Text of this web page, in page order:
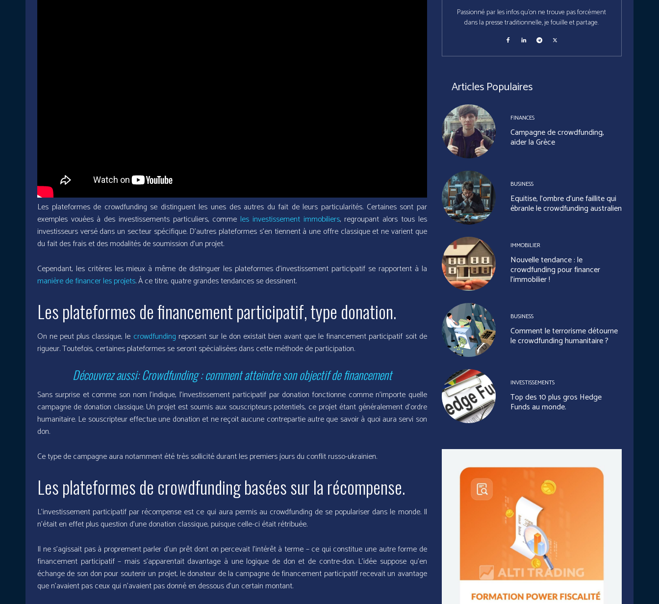
Les plateformes de crowdfunding se distinguent les unes des autres du fait de leurs particularités. Certaines sont par
exemples vouées à des investissements particuliers, comme les investissement immobiliers, regroupant alors tous les
investisseurs versé dans un secteur spécifique. D’autres plateformes s’en tiennent à une offre classique et ne varient que
du fait des frais et des modalités de soumission d’un projet.
Cependant, les critères les mieux à même de distinguer les plateformes d’investissement participatif se rapportent à la
manière de financer les projets. À ce titre, quatre grandes tendances se dessinent.
Les plateformes de financement participatif, type donation.
On ne peut plus classique, le crowdfunding reposant sur le don existait bien avant que le financement participatif soit de
rigueur. Toutefois, certaines plateformes se seront spécialisées dans cette méthode de participation.
Découvrez aussi: Crowdfunding : comment atteindre son objectif de financement
Sans surprise et comme son nom l’indique, l’investissement participatif par donation fonctionne comme n’importe quelle
campagne de donation classique. Un projet est soumis aux souscripteurs potentiels, ce projet étant généralement d’ordre
humanitaire. Le souscripteur effectue une donation et ne reçoit aucune contrepartie autre que savoir à quoi aura servi son
don.
Ce type de campagne aura notamment été très sollicité durant les premiers jours du conflit russo-ukrainien.
Les plateformes de crowdfunding basées sur la récompense.
L’investissement participatif par récompense est ce qui aura permis au crowdfunding de se populariser dans le monde. Il
n’était en effet plus question d’une donation classique, puisque celle-ci était rétribuée.
Il ne s’agissait pas à proprement parler d’un prêt dont on percevait l’intérêt à terme – ce qui constitue une autre forme de
financement participatif – mais s’apparentait davantage à une logique de don et de contre-don. L’idée suppose qu’en
échange de son don pour soutenir un projet, le donateur de la campagne de financement participatif recevait un avantage
que n’avaient pas ceux qui n’avaient pas donné en dessous d’un certain montant.
Passionné par les infos qu'on ne trouve pas forcément
dans la presse traditionnelle, je fouille et partage.
Articles Populaires
FINANCES
Campagne de crowdfunding,
aider la Grèce
BUSINESS
Equitise, l’ombre d’une faillite qui
ébranle le crowdfunding australien
IMMOBILIER
Nouvelle tendance : le
crowdfunding pour financer
l’immobilier !
BUSINESS
Comment le terrorisme détourne
le crowdfunding humanitaire ?
INVESTISSEMENTS
Top des 10 plus gros Hedge
Funds au monde.